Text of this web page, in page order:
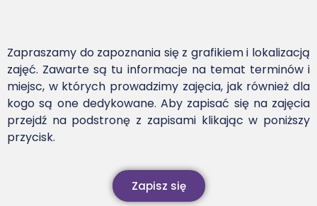
Zapraszamy do zapoznania się z grafikiem i lokalizacją
zajęć. Zawarte są tu informacje na temat terminów i
miejsc, w których prowadzimy zajęcia, jak również dla
kogo są one dedykowane. Aby zapisać się na zajęcia
przejdź na podstronę z zapisami klikając w poniższy
przycisk.
Zapisz się